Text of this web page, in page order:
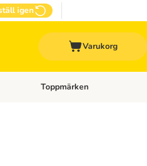
igen
Varukorg
VeterinärfoderOpen category menu: Andra
Toppmärken